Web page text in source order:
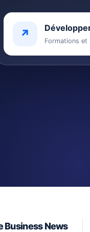
↗
Formations et
Business News